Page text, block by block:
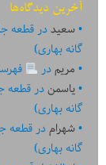
آخرین دیدگاه‌ها
سعیددر
گانه بهاری)
مریمدر
یاسمندر
گانه بهاری)
شهرامدر
گانه بهاری)